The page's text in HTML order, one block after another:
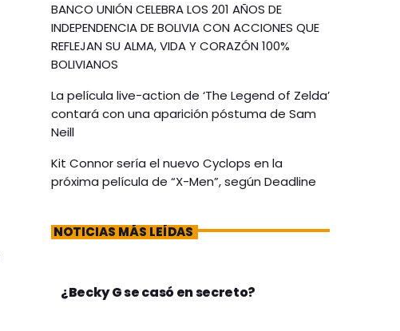
BANCO UNIÓN CELEBRA LOS 201 AÑOS DE
INDEPENDENCIA DE BOLIVIA CON ACCIONES QUE
REFLEJAN SU ALMA, VIDA Y CORAZÓN 100%
BOLIVIANOS
La película live-action de ‘The Legend of Zelda’
contará con una aparición póstuma de Sam
Neill
Kit Connor sería el nuevo Cyclops en la
próxima película de “X-Men”, según Deadline
NOTICIAS MÁS LEÍDAS
¿Becky G se casó en secreto?